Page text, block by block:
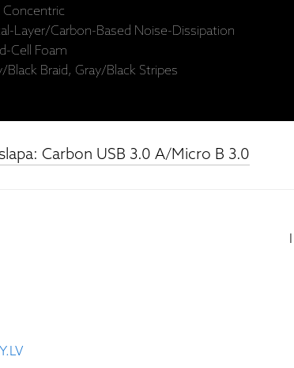
Concentric
Layer/Carbon-Based Noise-Dissipation
Cell Foam
Black Braid, Gray/Black Stripes
Carbon USB 3.0 A/Micro B 3.0